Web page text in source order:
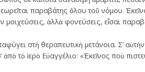
παραβάτης ὄλου τοῦ νόμου.
μοιχεύσεις, ἀλλὰ φονεύσεις, εἶσαι
στὴ θεραπευτικὴ μετάνοια. Σ’
τὸ ἱερὸ Εὐαγγέλιο: «Ἐκεῖνος ποὺ